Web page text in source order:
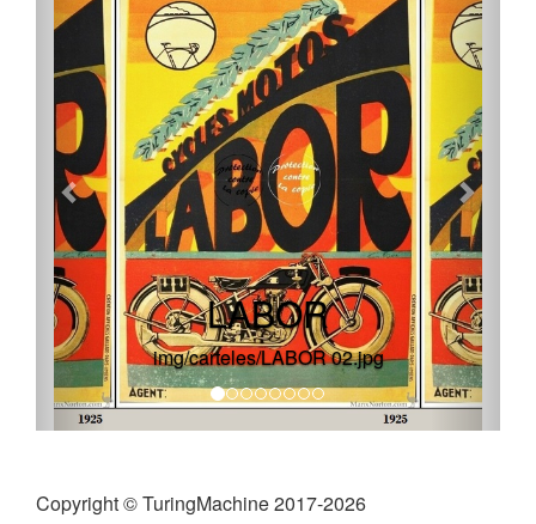
LABOR
img/carteles/LABOR 02.jpg
Copyright © TuringMachine 2017-2026